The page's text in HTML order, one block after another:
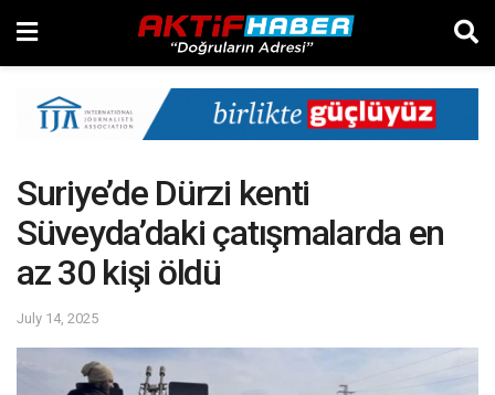
Suriye’de Dürzi kenti
Süveyda’daki çatışmalarda en
az 30 kişi öldü
July 14, 2025